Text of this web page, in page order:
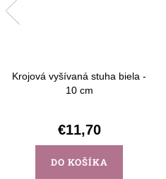
Krojová vyšívaná stuha biela -
10 cm
€11,70
DO KOŠÍKA